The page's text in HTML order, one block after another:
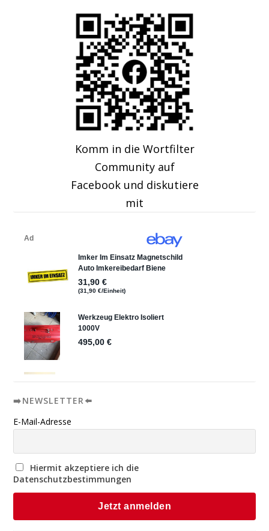
Komm in die Wortfilter
Community auf
Facebook und diskutiere
mit
➡️NEWSLETTER⬅️
E-Mail-Adresse
Hiermit akzeptiere ich die
Datenschutzbestimmungen